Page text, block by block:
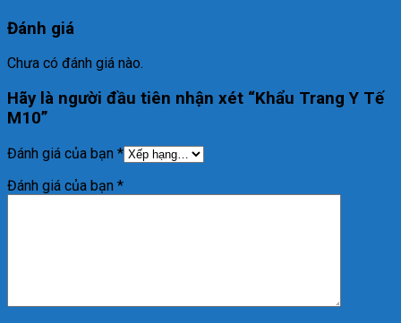
Đánh giá
Chưa có đánh giá nào.
Hãy là người đầu tiên nhận xét “Khẩu Trang Y Tế
M10”
Đánh giá của bạn *
Đánh giá của bạn *